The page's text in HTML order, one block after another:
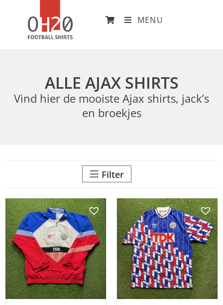
MENU
ALLE AJAX SHIRTS
Vind hier de mooiste Ajax shirts, jack’s
en broekjes
Filter